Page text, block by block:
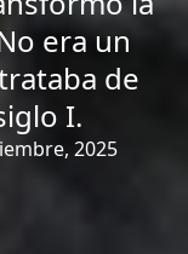
era un
de
I.
2025